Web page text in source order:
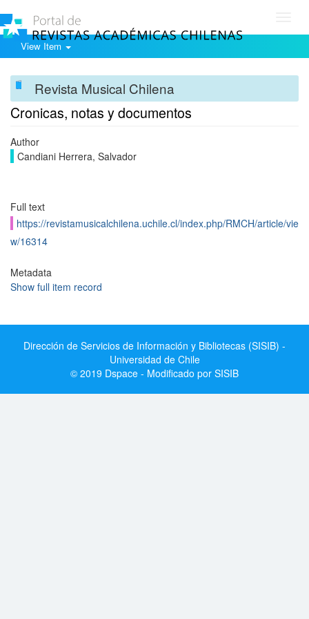
View Item
Revista Musical Chilena
Cronicas, notas y documentos
Author
Candiani Herrera, Salvador
Full text
https://revistamusicalchilena.uchile.cl/index.php/RMCH/article/vie
w/16314
Metadata
Show full item record
Dirección de Servicios de Información y Bibliotecas (SISIB) -
Universidad de Chile
© 2019 Dspace - Modificado por SISIB